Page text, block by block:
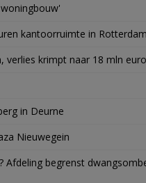
kantoorruimte in Rotterdam
verlies krimpt naar 18 mln euro
in Deurne
Nieuwegein
Afdeling begrenst